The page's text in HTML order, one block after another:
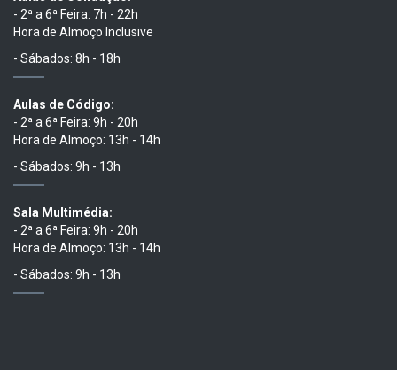
- 2ª a 6ª Feira: 7h - 22h
Hora de Almoço Inclusive
- Sábados: 8h - 18h
Aulas de Código:
- 2ª a 6ª Feira: 9h - 20h
Hora de Almoço: 13h - 14h
- Sábados: 9h - 13h
Sala Multimédia:
- 2ª a 6ª Feira: 9h - 20h
Hora de Almoço: 13h - 14h
- Sábados: 9h - 13h